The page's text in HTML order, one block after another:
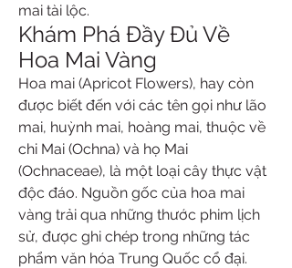
mai tài lộc.
Khám Phá Đầy Đủ Về
Hoa Mai Vàng
Hoa mai (Apricot Flowers), hay còn
được biết đến với các tên gọi như lão
mai, huỳnh mai, hoàng mai, thuộc về
chi Mai (Ochna) và họ Mai
(Ochnaceae), là một loại cây thực vật
độc đáo. Nguồn gốc của hoa mai
vàng trải qua những thước phim lịch
sử, được ghi chép trong những tác
phẩm văn hóa Trung Quốc cổ đại.